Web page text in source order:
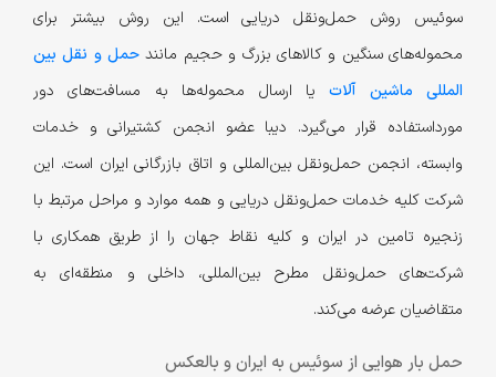
سوئیس روش حمل‌ونقل دریایی است. این روش بیشتر برای
محموله‌های سنگین و کالاهای بزرگ و حجیم مانند حمل و نقل بین
المللی ماشین آلاتیا ارسال محموله‌ها به مسافت‌های دور
مورد‌استفاده قرار می‌گیرد. دیبا عضو انجمن کشتیرانی و خدمات
وابسته، انجمن حمل‌و‌نقل بین‌المللی و اتاق بازرگانی ایران است. این
شرکت کلیه خدمات حمل‌ونقل دریایی و همه موارد و مراحل مرتبط با
زنجیره تامین در ایران و کلیه نقاط جهان را از طریق همکاری با
شرکت‌های حمل‌و‌نقل مطرح بین‌المللی، داخلی و منطقه‌ای به
متقاضیان عرضه می‌کند.
حمل بار هوایی از سوئیس به ایران و بالعکس